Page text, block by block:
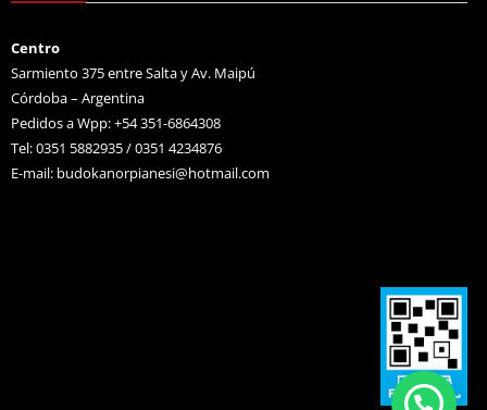
Centro
Sarmiento 375 entre Salta y Av. Maipú
Córdoba – Argentina
Pedidos a Wpp: +54 351-6864308
Tel: 0351 5882935 / 0351 4234876
E-mail: budokanorpianesi@hotmail.com